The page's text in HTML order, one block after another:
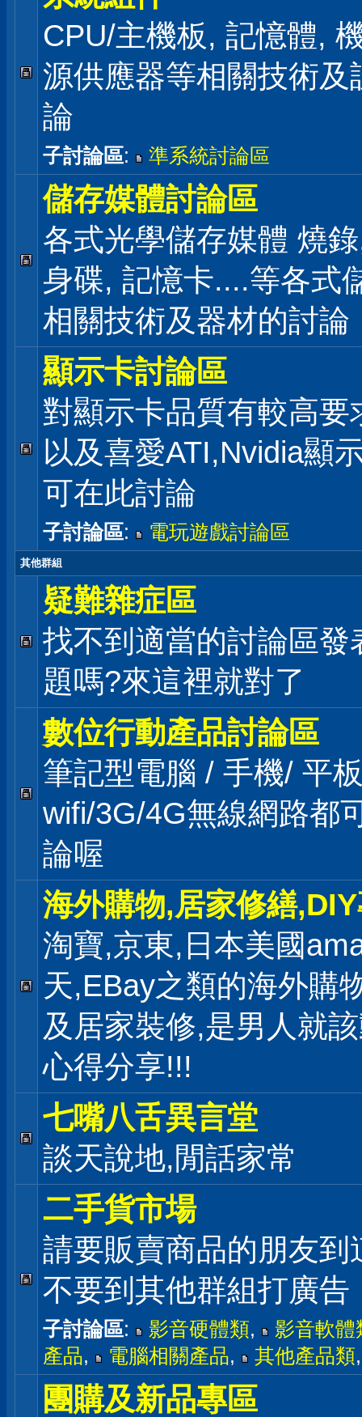
CPU/主機板, 記憶體,
源供應器等相關技術及
論
子討論區: 準系統討論區
儲存媒體討論區
各式光學儲存媒體 燒
身碟, 記憶卡....等各式
相關技術及器材的討論
顯示卡討論區
對顯示卡品質有較高要
以及喜愛ATI,Nvidia顯
可在此討論
子討論區: 電玩遊戲討論區
其他群組
疑難雜症區
找不到適當的討論區發
題嗎?來這裡就對了
數位行動產品討論區
筆記型電腦 / 手機/ 平
wifi/3G/4G無線網路都
論喔
海外購物,居家修繕
淘寶,京東,日本美國
天,EBay之類的海外購
及居家裝修,是男人就
心得分享!!!
七嘴八舌異言堂
談天說地,閒話家常
二手貨市場
請要販賣商品的朋友到
不要到其他群組打廣告
子討論區: 影音硬體類,
影音軟體
產品, 電腦相關產品, 其他產品類
團購及新品專區